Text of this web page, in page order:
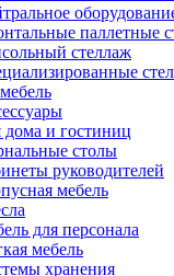
паллетные
стеллаж
дома и гостиниц
столы
руководителей
мебель
для персонала
мебель
хранения